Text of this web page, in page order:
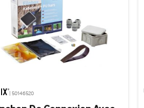
| 50146520